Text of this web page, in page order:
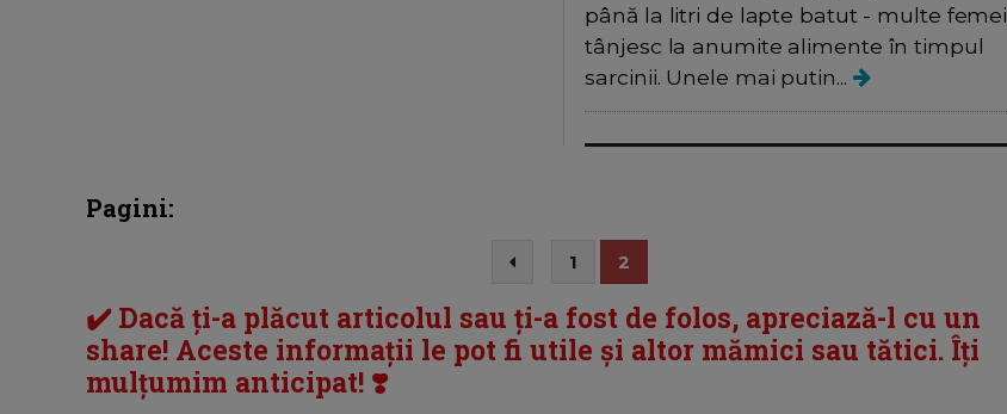
până la litri de lapte batut - multe femei
tânjesc la anumite alimente în timpul
sarcinii. Unele mai putin...
Pagini:
1 2
✔️ Dacă ți-a plăcut articolul sau ți-a fost de folos, apreciază-l cu un
share! Aceste informații le pot fi utile și altor mămici sau tătici. Îți
mulțumim anticipat! ❣️